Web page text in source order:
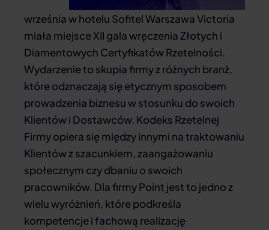
września w hotelu Sofitel Warszawa Victoria
miała miejsce XII gala wręczenia Złotych i
Diamentowych Certyfikatów Rzetelności.
Wydarzenie to skupia firmy z różnych branż,
które odznaczają się etycznym sposobem
prowadzenia biznesu w stosunku do swoich
Klientów i Dostawców. Kodeks Rzetelnej
Firmy opiera się między innymi na traktowaniu
Klientów z szacunkiem, zaangażowaniu
społecznym czy dbaniu o swoich
pracowników. Dla firmy Point jest to jedno z
wielu wyróżnień, które podkreśla
kompetencje i fachową realizację